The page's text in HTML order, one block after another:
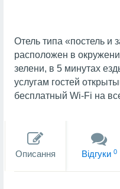
Отель типа «постель и
расположен в
зелени, в 5 минутах
услугам гостей
бесплатный Wi-Fi на
Описання Вiдгуки 0